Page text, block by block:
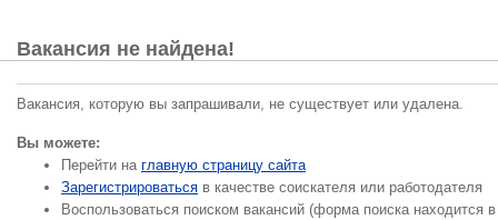
Вакансия не найдена!
Вакансия, которую вы запрашивали, не существует или удалена.
Вы можете:
Перейти на главную страницу сайта
Зарегистрироваться в качестве соискателя или работодателя
Воспользоваться поиском вакансий (форма поиска находится